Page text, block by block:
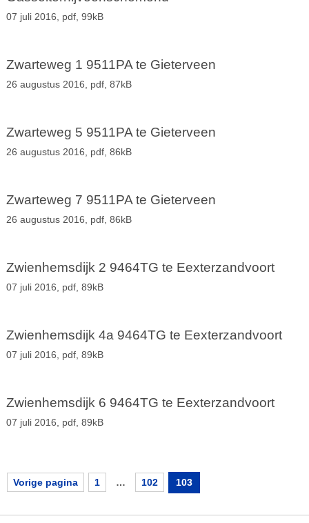
07 juli 2016, pdf, 99kB
Zwarteweg 1 9511PA te Gieterveen
26 augustus 2016, pdf, 87kB
Zwarteweg 5 9511PA te Gieterveen
26 augustus 2016, pdf, 86kB
Zwarteweg 7 9511PA te Gieterveen
26 augustus 2016, pdf, 86kB
Zwienhemsdijk 2 9464TG te Eexterzandvoort
07 juli 2016, pdf, 89kB
Zwienhemsdijk 4a 9464TG te Eexterzandvoort
07 juli 2016, pdf, 89kB
Zwienhemsdijk 6 9464TG te Eexterzandvoort
07 juli 2016, pdf, 89kB
Vorige pagina 1 … 102 103